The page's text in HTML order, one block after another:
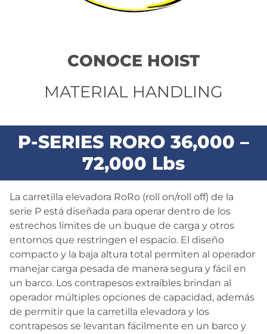
HOIST
MULTILIFT
CONTACTO
CONOCE HOIST
MATERIAL HANDLING
P-SERIES RORO 36,000 –
72,000 Lbs
La carretilla elevadora RoRo (roll on/roll off) de la
serie P está diseñada para operar dentro de los
estrechos límites de un buque de carga y otros
entornos que restringen el espacio. El diseño
compacto y la baja altura total permiten al operador
manejar carga pesada de manera segura y fácil en
un barco. Los contrapesos extraíbles brindan al
operador múltiples opciones de capacidad, además
de permitir que la carretilla elevadora y los
contrapesos se levantan fácilmente en un barco y